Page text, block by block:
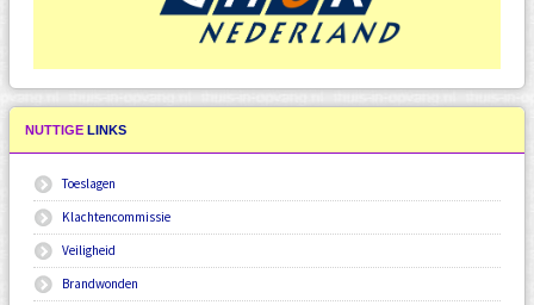
NUTTIGE LINKS
Toeslagen
Klachtencommissie
Veiligheid
Brandwonden